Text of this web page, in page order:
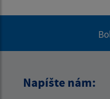
Napíšte nám: